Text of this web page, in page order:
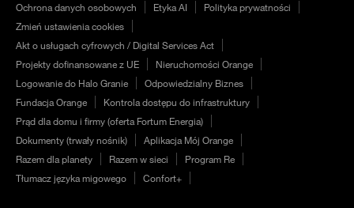
Ochrona danych osobowych
Etyka AI
Polityka prywatności
Zmień ustawienia cookies
Akt o usługach cyfrowych / Digital Services Act
Projekty dofinansowane z UE
Nieruchomości Orange
Logowanie do Halo Granie
Odpowiedzialny Biznes
Fundacja Orange
Kontrola dostępu do infrastruktury
Prąd dla domu i firmy (oferta Fortum Energia)
Dokumenty (trwały nośnik)
Aplikacja Mój Orange
Razem dla planety
Razem w sieci
Program Re
Tłumacz języka migowego
Confort+